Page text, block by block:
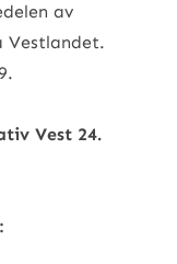
av
Vestlandet.
Vest 24.